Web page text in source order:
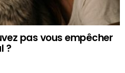
pas vous empêcher
?